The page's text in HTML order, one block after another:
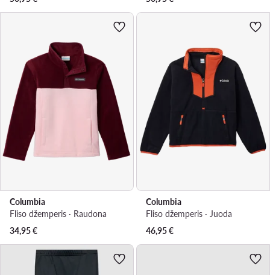
Columbia
Fliso džemperis · Raudona
34,95€
Columbia
Fliso džemperis · Juoda
46,95€